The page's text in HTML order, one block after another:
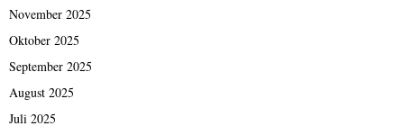
November 2025
Oktober 2025
September 2025
August 2025
Juli 2025